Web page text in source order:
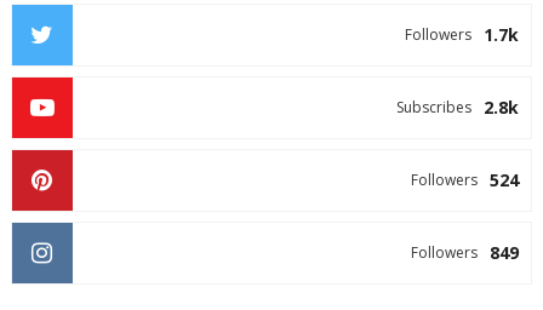
1.7k
Followers
2.8k
Subscribes
524
Followers
849
Followers